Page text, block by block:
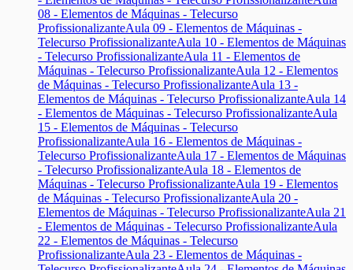
08 - Elementos de Máquinas - Telecurso
ProfissionalizanteAula 09 - Elementos de Máquinas -
Telecurso ProfissionalizanteAula 10 - Elementos de Máquinas
- Telecurso ProfissionalizanteAula 11 - Elementos de
Máquinas - Telecurso ProfissionalizanteAula 12 - Elementos
de Máquinas - Telecurso ProfissionalizanteAula 13 -
Elementos de Máquinas - Telecurso ProfissionalizanteAula 14
- Elementos de Máquinas - Telecurso ProfissionalizanteAula
15 - Elementos de Máquinas - Telecurso
ProfissionalizanteAula 16 - Elementos de Máquinas -
Telecurso ProfissionalizanteAula 17 - Elementos de Máquinas
- Telecurso ProfissionalizanteAula 18 - Elementos de
Máquinas - Telecurso ProfissionalizanteAula 19 - Elementos
de Máquinas - Telecurso ProfissionalizanteAula 20 -
Elementos de Máquinas - Telecurso ProfissionalizanteAula 21
- Elementos de Máquinas - Telecurso ProfissionalizanteAula
22 - Elementos de Máquinas - Telecurso
ProfissionalizanteAula 23 - Elementos de Máquinas -